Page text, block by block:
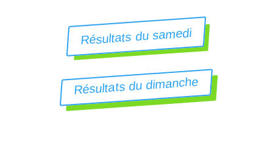
Résultats du samedi
Résultats du dimanche